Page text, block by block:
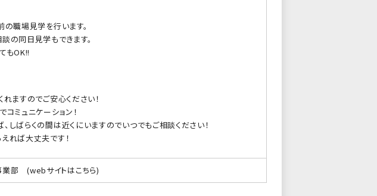
の職場見学を行います。
の同日見学もできます。
もOK!!
ますのでご安心ください！
コミュニケーション！
しばらくの間は近くにいますのでいつでもご相談ください！
れば大丈夫です！
事業部(webサイトはこちら)